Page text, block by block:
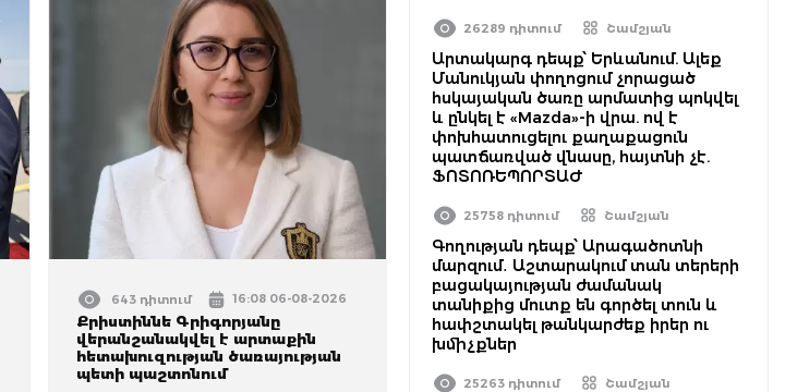
643 դիտում 16:08 06-08-2026
Քրիստիննե Գրիգորյանը
վերանշանակվել է արտաքին
հետախուզության ծառայության
պետի պաշտոնում
26289 դիտում Շամշյան
Արտակարգ դեպք՝ Երևանում. Ալեք
Մանուկյան փողոցում չորացած
հսկայական ծառը արմատից պոկվել
և ընկել է «Mazda»-ի վրա. ով է
փոխհատուցելու քաղաքացուն
պատճառված վնասը, հայտնի չէ.
ՖՈՏՈՌԵՊՈՐՏԱԺ
25758 դիտում Շամշյան
Գողության դեպք՝ Արագածոտնի
մարզում․ Աշտարակում տան տերերի
բացակայության ժամանակ
տանիքից մուտք են գործել տուն և
հափշտակել թանկարժեք իրեր ու
խմիչքներ
25263 դիտում Շամշյան